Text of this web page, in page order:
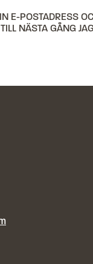
E-POSTADRESS
NÄSTA GÅNG